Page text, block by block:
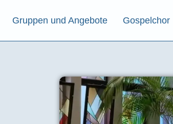
Gruppen und Angebote Gospelchor